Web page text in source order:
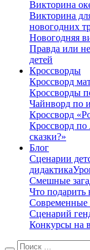
Викторина
Викторина
новогодних
Новогодняя
Правда или
детей
Кроссворды
Кроссворд
Кроссворды
Чайнворд по
Кроссворд
Кроссворд
сказки?»
Блог
Сценарии
дидактика
Смешные
Что подарить
Современные
Сценарий
Конкурсы на